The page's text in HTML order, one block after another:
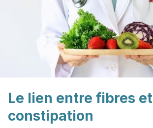
Le lien entre fibres et
constipation